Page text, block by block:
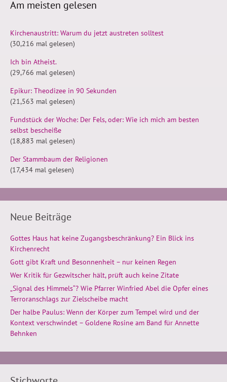
Am meisten gelesen
Kirchenaustritt: Warum du jetzt austreten solltest
(30,216 mal gelesen)
Ich bin Atheist.
(29,766 mal gelesen)
Epikur: Theodizee in 90 Sekunden
(21,563 mal gelesen)
Fundstück der Woche: Der Fels, oder: Wie ich mich am besten
selbst bescheiße
(18,883 mal gelesen)
Der Stammbaum der Religionen
(17,434 mal gelesen)
Neue Beiträge
Gottes Haus hat keine Zugangsbeschränkung? Ein Blick ins
Kirchenrecht
Gott gibt Kraft und Besonnenheit – nur keinen Regen
Wer Kritik für Gezwitscher hält, prüft auch keine Zitate
„Signal des Himmels“? Wie Pfarrer Winfried Abel die Opfer eines
Terroranschlags zur Zielscheibe macht
Der halbe Paulus: Wenn der Körper zum Tempel wird und der
Kontext verschwindet – Goldene Rosine am Band für Annette
Behnken